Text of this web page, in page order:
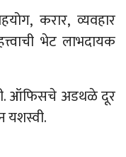
करार, व्यवहार
भेट लाभदायक
ऑफिसचे अडथळे दूर
यशस्वी.